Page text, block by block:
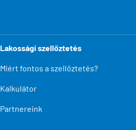
Lakossági szellőztetés
Miért fontos a szellőztetés?
Kalkulátor
Partnereink